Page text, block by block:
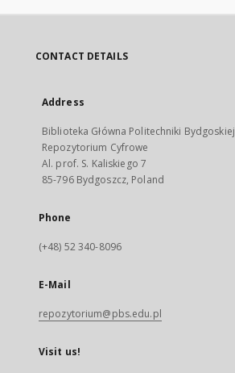
CONTACT DETAILS
Address
Biblioteka Główna Politechniki Bydgoskiej
Repozytorium Cyfrowe
Al. prof. S. Kaliskiego 7
85-796 Bydgoszcz, Poland
Phone
(+48) 52 340-8096
E-Mail
repozytorium@pbs.edu.pl
Visit us!